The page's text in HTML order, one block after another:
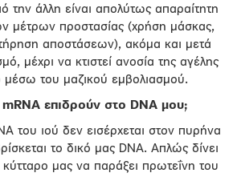
άλλη είναι απολύτως απαραίτητη
μέτρων προστασίας (χρήση μάσκας,
αποστάσεων), ακόμα και μετά
μέχρι να κτιστεί ανοσία της αγέλης
μέσω του μαζικού εμβολιασμού.
mRNA επιδρούν στο DNA μου;
του ιού δεν εισέρχεται στον πυρήνα
το δικό μας DNA. Απλώς δίνει
μας να παράξει πρωτεΐνη του